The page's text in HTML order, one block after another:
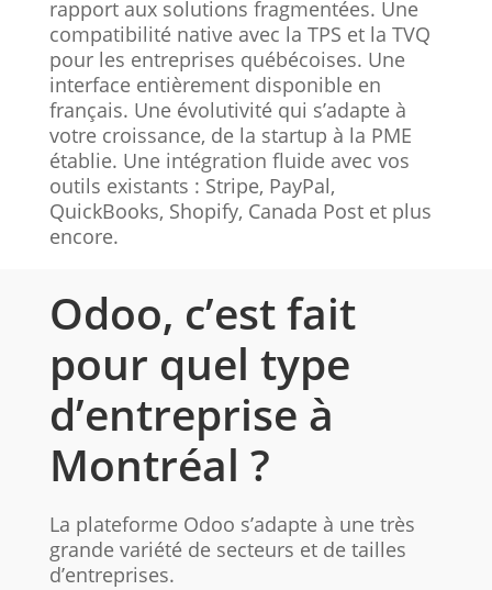
rapport aux solutions fragmentées. Une
compatibilité native avec la TPS et la TVQ
pour les entreprises québécoises. Une
interface entièrement disponible en
français. Une évolutivité qui s’adapte à
votre croissance, de la startup à la PME
établie. Une intégration fluide avec vos
outils existants : Stripe, PayPal,
QuickBooks, Shopify, Canada Post et plus
encore.
Odoo, c’est fait
pour quel type
d’entreprise à
Montréal ?
La plateforme Odoo s’adapte à une très
grande variété de secteurs et de tailles
d’entreprises.